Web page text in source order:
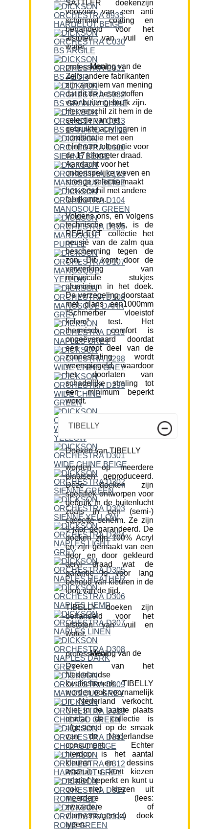
SATTLER doekenzijn
voorzien van een anti
schimmel coating en
behandeld voor het
afstoten van vuil en
water.
Mening van de professional:
Zelfs andere fabrikanten
zijn anoniem van mening
dat dit de beste stoffen
voor buitengebruik zijn.
Het verschil zit hem in de
selectie van het
gebruikte acryl garen in
combinatie met een
minimum tolerantie voor
de 17 kilometer draad.
Aandacht voor het
onberispelijke weven en
strenge selectie maakt
het verschil met andere
fabrikanten.
Volgens ons, en volgens
technische tests, is de
REFLECT collectie het
neusje van de zalm qua
bescherming tegen de
zon. Dit komt door de
verwerking van
minuscule stukjes
aluminium in het doek.
De verzegeling doorstaat
met glans een1000mm
“Schmerber vloeistof
kolom” test. Het
thermisch comfort is
ongeëvenaard doordat
een groot deel van de
zonnestraling wordt
weerspiegeld, waardoor
het doorlaten van
schadelijke straling tot
een minimum beperkt
wordt.
TIBELLY
Doeken van TIBELLY
worden op meerdere
plaatsen geproduceerd.
Deze doeken zijn
specifiek ontworpen voor
gebruik in de buitenlucht
zoals in een (semi-)
cassette scherm. Ze zijn
5 jaar gegarandeerd. De
doeken zijn 100% Acryl
en zijn gemaakt van een
door en door gekleurd
acryl draad wat de
garantie is voor lang
behoud van kleuren in de
loop van de tijd.
TIBELLY doeken zijn
behandeld voor het
afstoten van vuil en
water.
Mening van de professional:
Doeken van het
Nederlandse
kwaliteitsmerk TIBELLY
worden ook voornamelijk
in Nederland verkocht.
Niet in de laatste plaats
omdat de collectie is
afgestemd op de smaak
van de Nederlandse
consument. Echter
hierdoor is het aantal
kleuren en dessins
waaruit u kunt kiezen
relatief beperkt en kunt u
ook niet kiezen uit
meerdere (lees:
zwaardere of
vlamvertragende) doek
typen.